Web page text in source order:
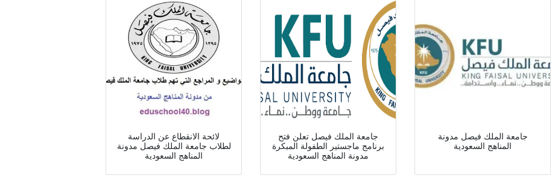
لائحة الانقطاع عن الدراسة
لطلاب جامعة الملك فيصل مدونة
المناهج السعودية
جامعة الملك فيصل تعلن فتح
برنامج ماجستير الطفولة المبكرة
مدونة المناهج السعودية
جامعة الملك فيصل مدونة
المناهج السعودية